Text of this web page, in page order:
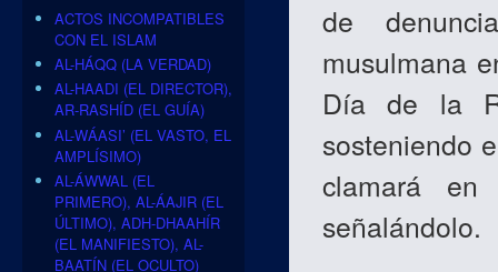
de
musulmana
Día de la
sosteniendo
clamará en
señalándolo.
ACTOS INCOMPATIBLES
CON EL ISLAM
AL-HÁQQ (LA VERDAD)
AL-HAADI (EL DIRECTOR),
AR-RASHÍD (EL GUÍA)
AL-WÁASI’ (EL VASTO, EL
AMPLÍSIMO)
AL-ÁWWAL (EL
PRIMERO), AL-ÁAJIR (EL
ÚLTIMO), ADH-DHAAHÍR
(EL MANIFIESTO), AL-
BAATÍN (EL OCULTO)